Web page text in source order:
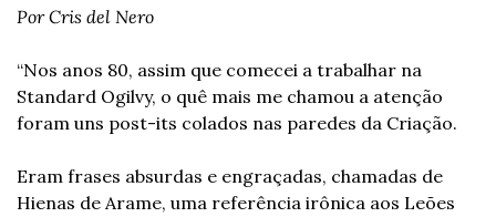
Por Cris del Nero
“Nos anos 80, assim que comecei a trabalhar na
Standard Ogilvy, o quê mais me chamou a atenção
foram uns post-its colados nas paredes da Criação.
Eram frases absurdas e engraçadas, chamadas de
Hienas de Arame, uma referência irônica aos Leões